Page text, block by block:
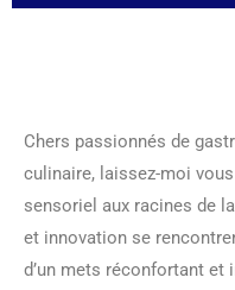
Chers passionnés de
culinaire, laissez-moi
sensoriel aux racines de
et innovation se
d’un mets réconfortant et